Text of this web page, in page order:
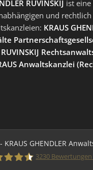
RUVINSKIJ ist
und
KRAUS
RUVINSKIJ
Anwaltskanzlei
GHENDLER
3230